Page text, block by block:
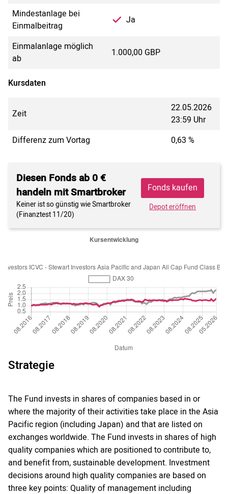
Mindestanlage bei
Einmalbeitrag
Ja
Einmalanlage möglich
ab
1.000,00 GBP
Kursdaten
Zeit
22.05.2026
23:59 Uhr
Differenz zum Vortag
0,63 %
Diesen Fonds ab 0 €
handeln mit Smartbroker
Keiner ist so günstig wie Smartbroker
(Finanztest 11/20)
Fonds kaufen
Depot eröffnen
Strategie
The Fund invests in shares of companies based in or
where the majority of their activities take place in the Asia
Pacific region (including Japan) and that are listed on
exchanges worldwide. The Fund invests in shares of high
quality companies which are positioned to contribute to,
and benefit from, sustainable development. Investment
decisions around high quality companies are based on
three key points: Quality of management including